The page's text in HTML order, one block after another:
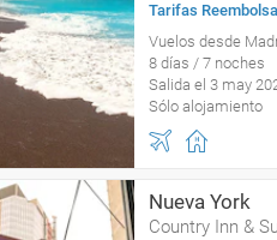
Tarifas
Vuelos desde
8 días / 7 noches
Salida el 3 may
Sólo alojamiento
Nueva York
Country Inn &